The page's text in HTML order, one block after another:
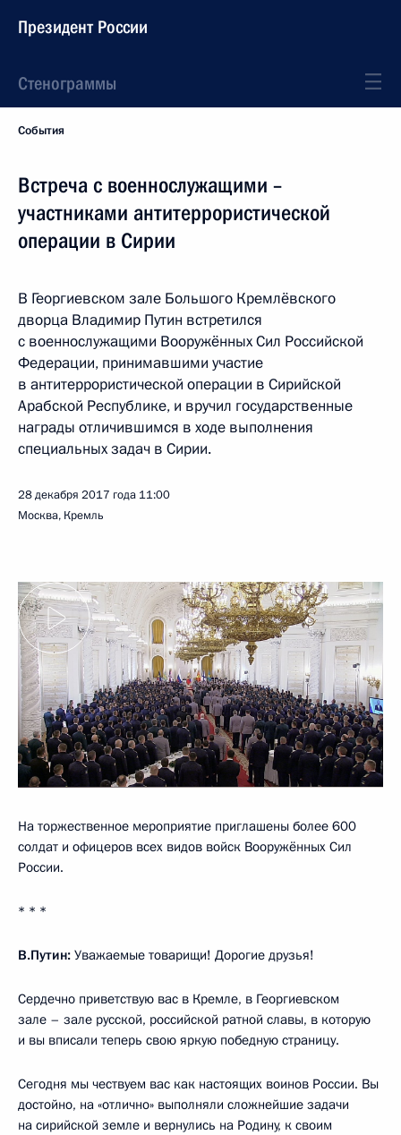
Президент России
Стенограммы
События
Встреча с военнослужащими –
участниками антитеррористической
операции в Сирии
В Георгиевском зале Большого Кремлёвского
дворца Владимир Путин встретился
с военнослужащими Вооружённых Сил Российской
Федерации, принимавшими участие
в антитеррористической операции в Сирийской
Арабской Республике, и вручил государственные
награды отличившимся в ходе выполнения
специальных задач в Сирии.
28 декабря 2017 года 11:00
Москва, Кремль
На торжественное мероприятие приглашены более 600
солдат и офицеров всех видов войск Вооружённых Сил
России.
* * *
В.Путин: Уважаемые товарищи! Дорогие друзья!
Сердечно приветствую вас в Кремле, в Георгиевском
зале – зале русской, российской ратной славы, в которую
и вы вписали теперь свою яркую победную страницу.
Сегодня мы чествуем вас как настоящих воинов России. Вы
достойно, на «отлично» выполняли сложнейшие задачи
на сирийской земле и вернулись на Родину, к своим